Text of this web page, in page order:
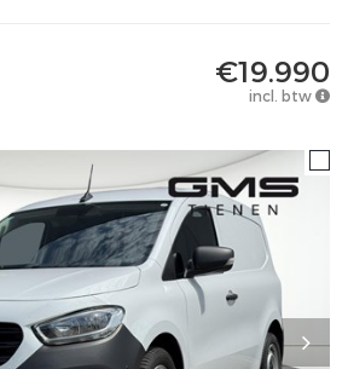
€19.990
incl. btw